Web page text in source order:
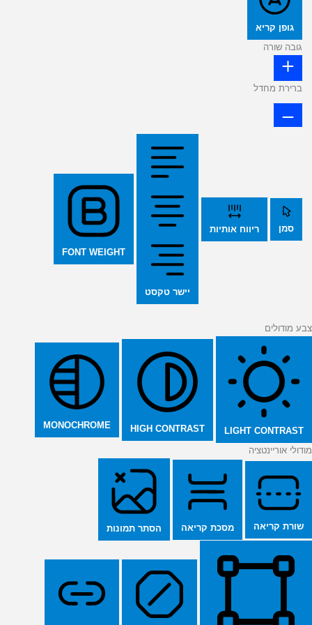
גופן קריא
גובה שורה
ברירת מחדל
סמן ריווח אותיות
יישר טקסט
FONT WEIGHT
צבע מודולים
LIGHT CONTRAST
HIGH CONTRAST
MONOCHROME
מודולי אוריינטציה
שורת קריאה מסכת קריאה הסתר תמונות